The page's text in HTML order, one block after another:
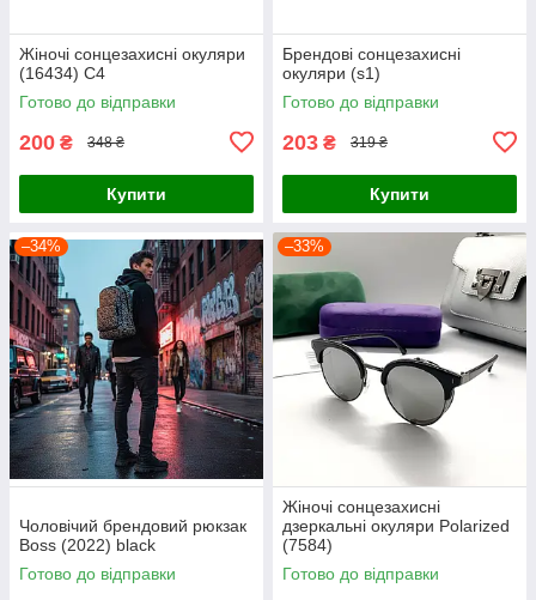
Жіночі сонцезахисні окуляри
(16434) C4
Готово до відправки
200 ₴ 348 ₴
Купити
Брендові сонцезахисні
окуляри (s1)
Готово до відправки
203 ₴ 319 ₴
Купити
–34%
Чоловічий брендовий рюкзак
Boss (2022) black
Готово до відправки
–33%
Жіночі сонцезахисні
дзеркальні окуляри Polarized
(7584)
Готово до відправки